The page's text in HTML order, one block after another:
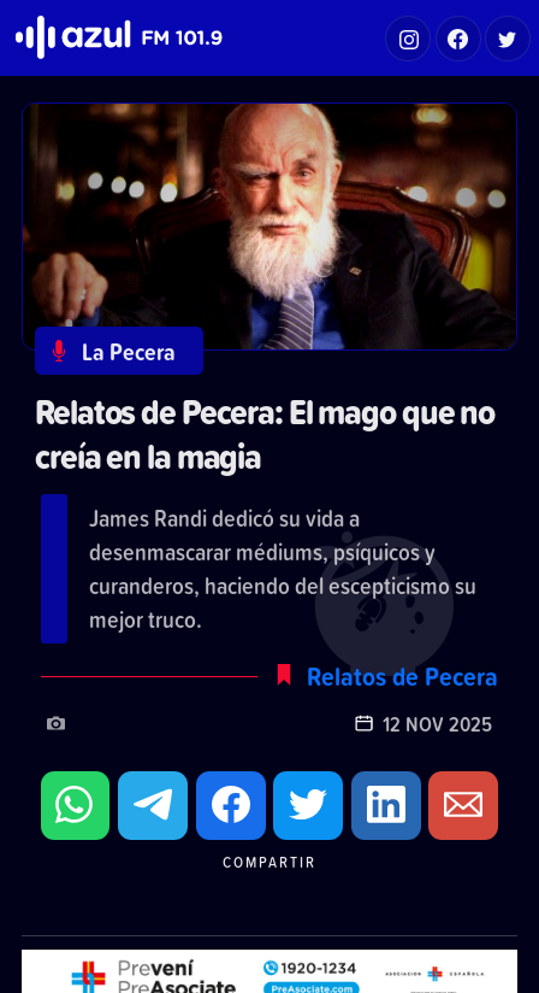
La Pecera
Relatos de Pecera: El mago que no
creía en la magia
James Randi dedicó su vida a
desenmascarar médiums, psíquicos y
curanderos, haciendo del escepticismo su
mejor truco.
Relatos de Pecera
12 NOV 2025
COMPARTIR